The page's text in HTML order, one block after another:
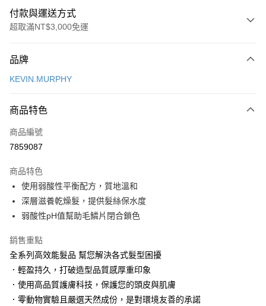
付款與運送方式
超取滿NT$3,000免運
信用卡一次付款
Apple Pay
街口支付
Google Pay
AFTEE先享後付
相關說明
AFTEE先享後付是「在收到商品之後才付款」的支付方式。 讓您購物簡單
１．簡單：不需註冊會員、不需綁卡、不需儲值。
２．便利：只要手機號碼，簡訊認證，即可結帳。
３．安心：先確認商品／服務後，再付款。
【「AFTEE先享後付」結帳流程】
運送方式
付款後全家取貨
付款後萊爾富取貨
品牌
KEVIN.MURPHY
商品特色
商品編號
7859087
商品特色
使用弱酸性平衡配方，質地溫和
深層滋養乾燥髮，提供髮絲保水度
弱酸性pH值幫助毛鱗片閉合鎖色
銷售重點
全系列高效能髮品 幫您解決各式髮型困擾
．輕盈持久，打破造型品質感厚重印象
．使用高品質護膚科技，保護您的頭皮與肌膚
．零動物實驗且嚴選天然成份，是對環境友善的承諾